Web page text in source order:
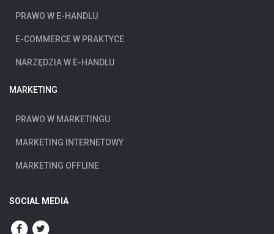
PRAWO W E-HANDLU
E-COMMERCE W PRAKTYCE
NARZĘDZIA W E-HANDLU
MARKETING
PRAWO W MARKETINGU
MARKETING INTERNETOWY
MARKETING OFFLINE
SOCIAL MEDIA